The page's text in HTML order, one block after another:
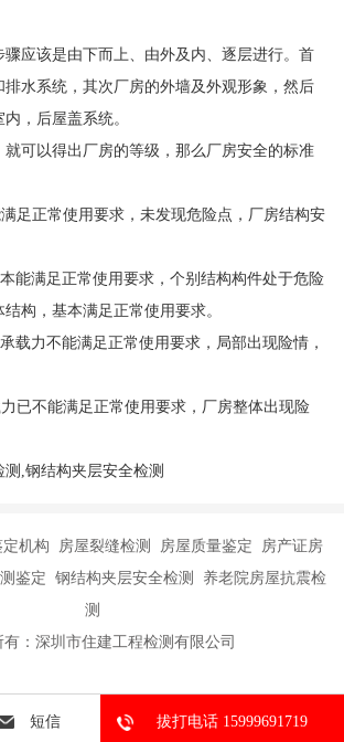
骤应该是由下而上、由外及内、逐层进行。首
水系统，其次厂房的外墙及外观形象，然后
，后屋盖系统。
可以得出厂房的等级，那么厂房安全的标准
足正常使用要求，未发现危险点，厂房结构安
能满足正常使用要求，个别结构构件处于危险
构，基本满足正常使用要求。
载力不能满足正常使用要求，局部出现险情，
已不能满足正常使用要求，厂房整体出现险
,钢结构夹层安全检测
机构 房屋裂缝检测 房屋质量鉴定 房产证房
鉴定 钢结构夹层安全检测 养老院房屋抗震检
测
有：深圳市住建工程检测有限公司
短信 拔打电话 15999691719